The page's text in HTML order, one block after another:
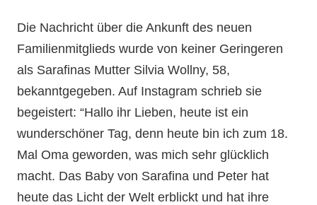
Die Nachricht über die Ankunft des neuen
Familienmitglieds wurde von keiner Geringeren
als Sarafinas Mutter Silvia Wollny, 58,
bekanntgegeben. Auf Instagram schrieb sie
begeistert: “Hallo ihr Lieben, heute ist ein
wunderschöner Tag, denn heute bin ich zum 18.
Mal Oma geworden, was mich sehr glücklich
macht. Das Baby von Sarafina und Peter hat
heute das Licht der Welt erblickt und hat ihre